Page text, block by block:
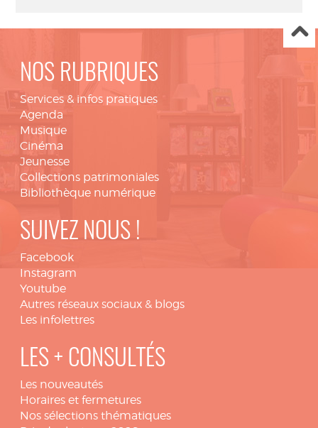
NOS RUBRIQUES
Services & infos pratiques
Agenda
Musique
Cinéma
Jeunesse
Collections patrimoniales
Bibliothèque numérique
SUIVEZ NOUS !
Facebook
Instagram
Youtube
Autres réseaux sociaux & blogs
Les infolettres
LES + CONSULTÉS
Les nouveautés
Horaires et fermetures
Nos sélections thématiques